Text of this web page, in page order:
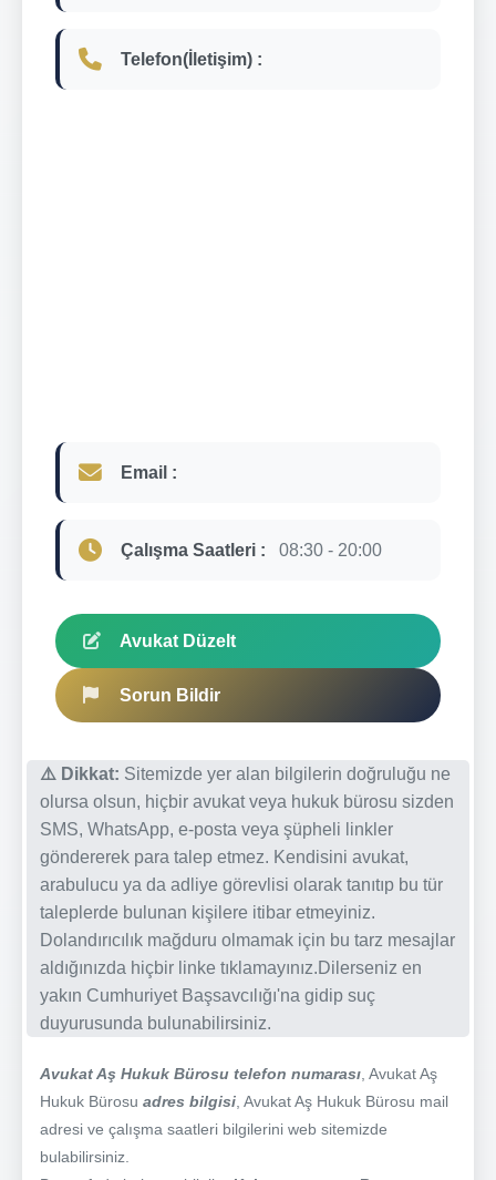
Telefon(İletişim) :
Email :
Çalışma Saatleri : 08:30 - 20:00
Avukat Düzelt
Sorun Bildir
⚠️ Dikkat: Sitemizde yer alan bilgilerin doğruluğu ne
olursa olsun, hiçbir avukat veya hukuk bürosu sizden
SMS, WhatsApp, e-posta veya şüpheli linkler
göndererek para talep etmez. Kendisini avukat,
arabulucu ya da adliye görevlisi olarak tanıtıp bu tür
taleplerde bulunan kişilere itibar etmeyiniz.
Dolandırıcılık mağduru olmamak için bu tarz mesajlar
aldığınızda hiçbir linke tıklamayınız.Dilerseniz en
yakın Cumhuriyet Başsavcılığı'na gidip suç
duyurusunda bulunabilirsiniz.
Avukat Aş Hukuk Bürosu telefon numarası , Avukat Aş
Hukuk Bürosu adres bilgisi , Avukat Aş Hukuk Bürosu mail
adresi ve çalışma saatleri bilgilerini web sitemizde
bulabilirsiniz.